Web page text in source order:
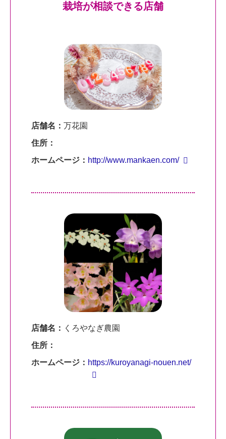
栽培が相談できる店舗
店舗名： 万花園
住所：
ホームページ： http://www.mankaen.com/
店舗名： くろやなぎ農園
住所：
ホームページ： https://kuroyanagi-nouen.net/